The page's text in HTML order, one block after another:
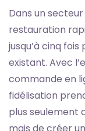
Dans un
restauration
jusqu’à cinq
existant. Avec
commande en
fidélisation
plus seulement